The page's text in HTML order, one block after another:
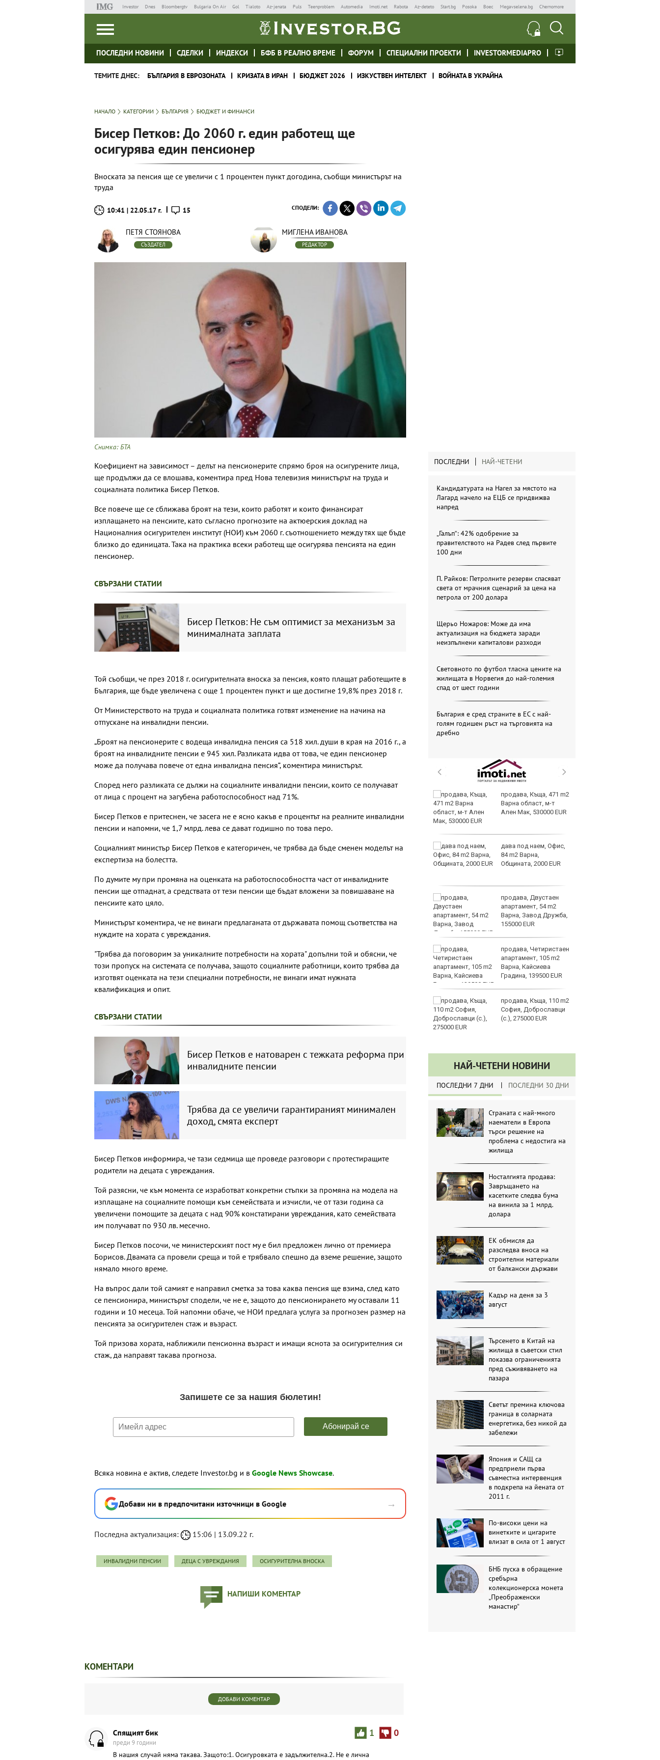
Investor Dnes Bloombergtv Bulgaria On Air Gol Tialoto Az-jenata Puls Teenproblem Automedia Imoti.net Rabota Az-deteto Start.bg Posoka Boec Megavselena.bg Chernomore
ПОСЛЕДНИ НОВИНИ СДЕЛКИ ИНДЕКСИ БФБ В РЕАЛНО ВРЕМЕ ФОРУМ СПЕЦИАЛНИ ПРОЕКТИ INVESTORMEDIAPRO
ТЕМИТЕ ДНЕС: БЪЛГАРИЯ В ЕВРОЗОНАТА КРИЗАТА В ИРАН БЮДЖЕТ 2026 ИЗКУСТВЕН ИНТЕЛЕКТ ВОЙНАТА В УКРАЙНА
НАЧАЛО КАТЕГОРИИ БЪЛГАРИЯ БЮДЖЕТ И ФИНАНСИ
Бисер Петков: До 2060 г. един работещ ще
осигурява един пенсионер
Вноската за пенсия ще се увеличи с 1 процентен пункт догодина, съобщи министърът на
труда
10:41 | 22.05.17 г. 15 СПОДЕЛИ:
ПЕТЯ СТОЯНОВА
СЪЗДАТЕЛ
МИГЛЕНА ИВАНОВА
РЕДАКТОР
Снимка: БТА
Коефициент на зависимост – делът на пенсионерите спрямо броя на осигурените лица,
ще продължи да се влошава, коментира пред Нова телевизия министърът на труда и
социалната политика Бисер Петков.
Все повече ще се сближава броят на тези, които работят и които финансират
изплащането на пенсиите, като съгласно прогнозите на актюерския доклад на
Националния осигурителен институт (НОИ) към 2060 г. съотношението между тях ще бъде
близко до единицата. Така на практика всеки работещ ще осигурява пенсията на един
пенсионер.
СВЪРЗАНИ СТАТИИ
Бисер Петков: Не съм оптимист за механизъм за
минималната заплата
Той съобщи, че през 2018 г. осигурителната вноска за пенсия, която плащат работещите в
България, ще бъде увеличена с още 1 процентен пункт и ще достигне 19,8% през 2018 г.
От Министерството на труда и социалната политика готвят изменение на начина на
отпускане на инвалидни пенсии.
„Броят на пенсионерите с водеща инвалидна пенсия са 518 хил. души в края на 2016 г., а
броят на инвалидните пенсии е 945 хил. Разликата идва от това, че един пенсионер
може да получава повече от една инвалидна пенсия”, коментира министърът.
Според него разликата се дължи на социалните инвалидни пенсии, които се получават
от лица с процент на загубена работоспособност над 71%.
Бисер Петков е притеснен, че засега не е ясно какъв е процентът на реалните инвалидни
пенсии и напомни, че 1,7 млрд. лева се дават годишно по това перо.
Социалният министър Бисер Петков е категоричен, че трябва да бъде сменен моделът на
експертиза на болестта.
По думите му при промяна на оценката на работоспособността част от инвалидните
пенсии ще отпаднат, а средствата от тези пенсии ще бъдат вложени за повишаване на
пенсиите като цяло.
Министърът коментира, че не винаги предлаганата от държавата помощ съответства на
нуждите на хората с увреждания.
"Трябва да поговорим за уникалните потребности на хората" допълни той и обясни, че
този пропуск на системата се получава, защото социалните работници, които трябва да
изготвят оценката на тези специални потребности, не винаги имат нужната
квалификация и опит.
СВЪРЗАНИ СТАТИИ
Бисер Петков е натоварен с тежката реформа при
инвалидните пенсии
Трябва да се увеличи гарантираният минимален
доход, смята експерт
Бисер Петков информира, че тази седмица ще проведе разговори с протестиращите
родители на децата с увреждания.
Той разясни, че към момента се изработват конкретни стъпки за промяна на модела на
изплащане на социалните помощи към семействата и изчисли, че от тази година са
увеличени помощите за децата с над 90% констатирани увреждания, като семействата
им получават по 930 лв. месечно.
Бисер Петков посочи, че министерският пост му е бил предложен лично от премиера
Борисов. Двамата са провели среща и той е трябвало спешно да вземе решение, защото
нямало много време.
На въпрос дали той самият е направил сметка за това каква пенсия ще взима, след като
се пенсионира, министърът сподели, че не е, защото до пенсионирането му оставали 11
години и 10 месеца. Той напомни обаче, че НОИ предлага услуга за прогнозен размер на
пенсията за осигурителен стаж и възраст.
Той призова хората, наближили пенсионна възраст и имащи яснота за осигурителния си
стаж, да направят такава прогноза.
Всяка новина е актив, следете Investor.bg и в Google News Showcase.
Добави ни в предпочитани източници в Google →
Последна актуализация: 15:06 | 13.09.22 г.
ИНВАЛИДНИ ПЕНСИИ ДЕЦА С УВРЕЖДАНИЯ ОСИГУРИТЕЛНА ВНОСКА
НАПИШИ КОМЕНТАР
ПОСЛЕДНИ НАЙ-ЧЕТЕНИ
Кандидатурата на Нагел за мястото на
Лагард начело на ЕЦБ се придвижва
напред
„Галъп“: 42% одобрение за
правителството на Радев след първите
100 дни
П. Райков: Петролните резерви спасяват
света от мрачния сценарий за цена на
петрола от 200 долара
Щерьо Ножаров: Може да има
актуализация на бюджета заради
неизпълнени капиталови разходи
Световното по футбол тласна цените на
жилищата в Норвегия до най-големия
спад от шест години
България е сред страните в ЕС с най-
голям годишен ръст на търговията на
дребно
нарушения
Спартак обяви
жегите
Глобиха мъж за
хулигански прояви на
плажа във Варна
продава, Къща, 471 m2
Варна област, м-т
Ален Мак, 530000 EUR
дава под наем, Офис,
84 m2 Варна,
Общината, 2000 EUR
продава, Двустаен
апартамент, 54 m2
Варна, Завод Дружба,
155000 EUR
продава, Четиристаен
апартамент, 105 m2
Варна, Кайсиева
Градина, 139500 EUR
продава, Къща, 110 m2
София, Доброславци
(с.), 275000 EUR
НАЙ-ЧЕТЕНИ НОВИНИ
ПОСЛЕДНИ 7 ДНИ ПОСЛЕДНИ 30 ДНИ
Страната с най-много
наематели в Европа
търси решение на
проблема с недостига на
жилища
Носталгията продава:
Завръщането на
касетките следва бума
на винила за 1 млрд.
долара
ЕК обмисля да
разследва вноса на
строителни материали
от балкански държави
Кадър на деня за 3
август
Търсенето в Китай на
жилища в съветски стил
показва ограниченията
пред съживяването на
пазара
Светът премина ключова
граница в соларната
енергетика, без никой да
забележи
Япония и САЩ са
предприели първа
съвместна интервенция
в подкрепа на йената от
2011 г.
По-високи цени на
винетките и цигарите
влизат в сила от 1 август
БНБ пуска в обращение
сребърна
колекционерска монета
„Преображенски
манастир“
КОМЕНТАРИ
ДОБАВИ КОМЕНТАР
1 0
Спящият бик
преди 9 години
В нашия случай няма такава. Защото:1. Осигуровката е задължителна.2. Не е лична